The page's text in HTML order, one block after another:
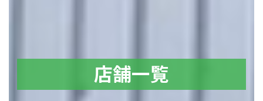
店舗一覧